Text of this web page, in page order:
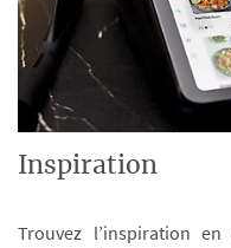
Inspiration
Trouvez l’inspiration